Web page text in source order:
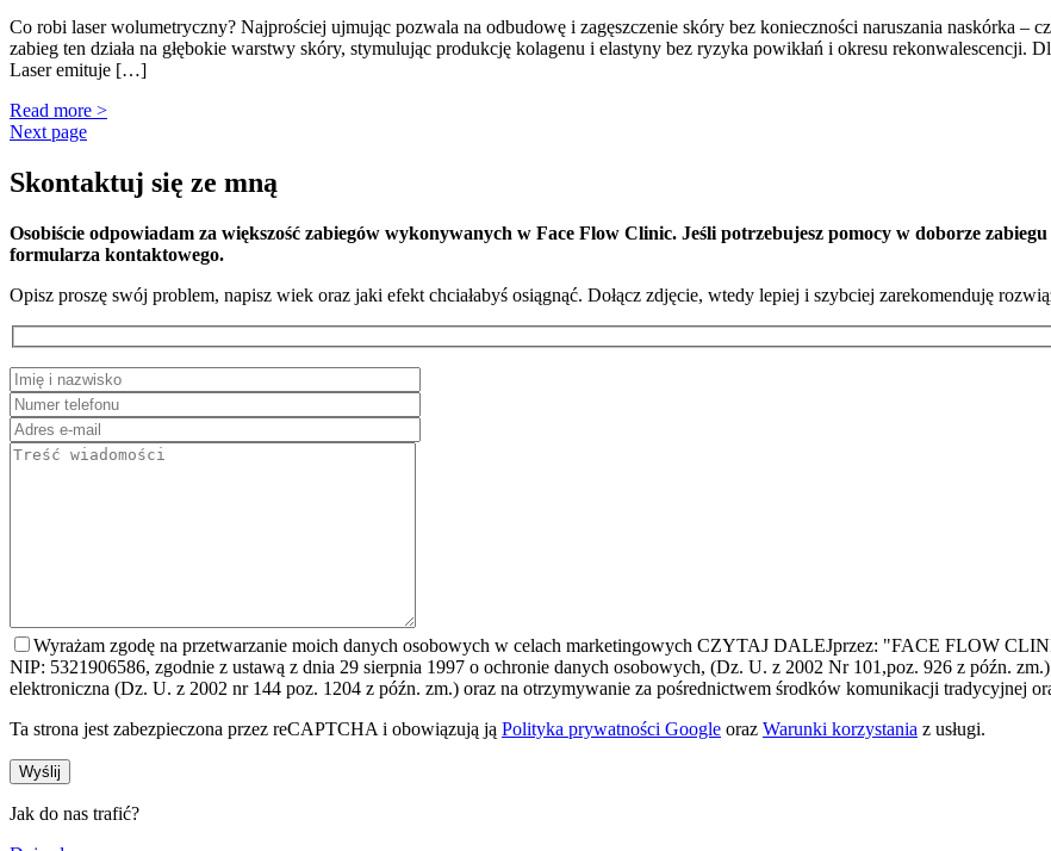
Co robi laser wolumetryczny? Najprościej ujmując pozwala na odbudowę i zagęszczenie skóry bez konieczności naruszania naskórka
zabieg ten działa na głębokie warstwy skóry, stymulując produkcję kolagenu i elastyny bez ryzyka powikłań i okresu rekonwalescencji.
Laser emituje […]
Read more >
Next page
Skontaktuj się ze mną
Osobiście odpowiadam za większość zabiegów wykonywanych w Face Flow Clinic. Jeśli potrzebujesz pomocy w doborze
formularza kontaktowego.
Opisz proszę swój problem, napisz wiek oraz jaki efekt chciałabyś osiągnąć. Dołącz zdjęcie, wtedy lepiej i szybciej zarekomenduję
Wyrażam zgodę na przetwarzanie moich danych osobowych w celach marketingowych CZYTAJ DALEJprzez: "FACE FLOW
NIP: 5321906586, zgodnie z ustawą z dnia 29 sierpnia 1997 o ochronie danych osobowych, (Dz. U. z 2002 Nr 101,poz. 926 z późn.
elektroniczna (Dz. U. z 2002 nr 144 poz. 1204 z późn. zm.) oraz na otrzymywanie za pośrednictwem środków komunikacji
Ta strona jest zabezpieczona przez reCAPTCHA i obowiązują ją Polityka prywatności Google oraz Warunki korzystania z usługi.
Jak do nas trafić?